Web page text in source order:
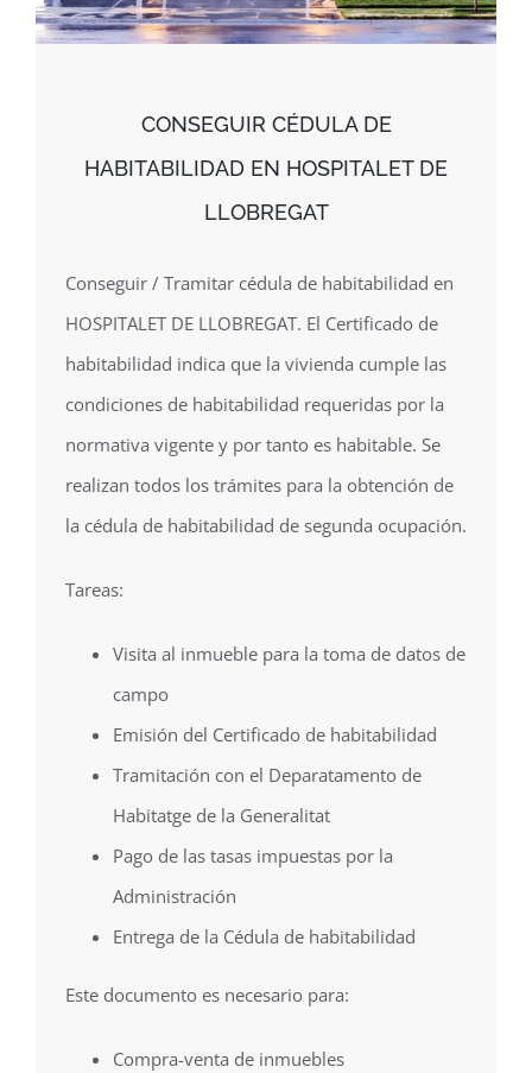
CONSEGUIR CÉDULA DE
HABITABILIDAD EN HOSPITALET DE
LLOBREGAT
Conseguir / Tramitar cédula de habitabilidad en
HOSPITALET DE LLOBREGAT. El Certificado de
habitabilidad indica que la vivienda cumple las
condiciones de habitabilidad requeridas por la
normativa vigente y por tanto es habitable. Se
realizan todos los trámites para la obtención de
la cédula de habitabilidad de segunda ocupación.
Tareas:
Visita al inmueble para la toma de datos de
campo
Emisión del Certificado de habitabilidad
Tramitación con el Deparatamento de
Habitatge de la Generalitat
Pago de las tasas impuestas por la
Administración
Entrega de la Cédula de habitabilidad
Este documento es necesario para:
Compra-venta de inmuebles